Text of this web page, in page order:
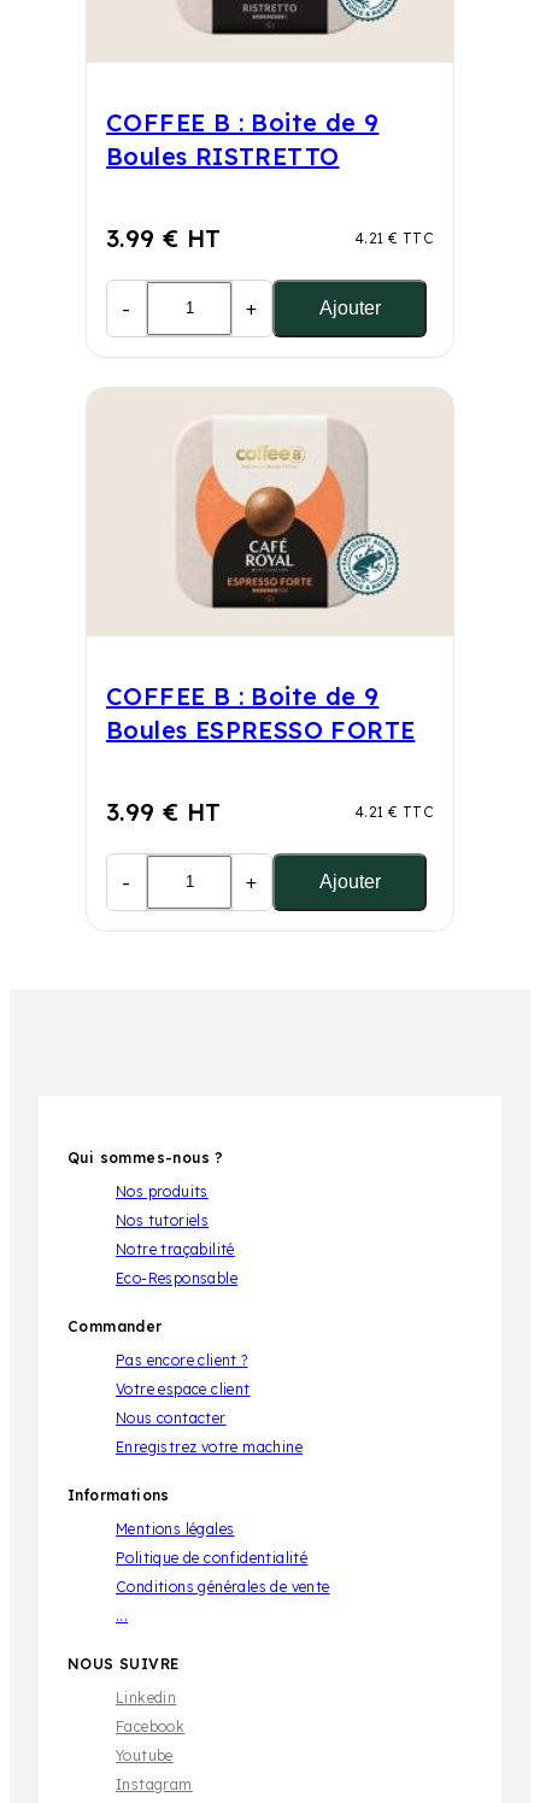
COFFEE B : Boite de 9
Boules RISTRETTO
3.99 € HT 4.21 € TTC
- + Ajouter
COFFEE B : Boite de 9
Boules ESPRESSO FORTE
3.99 € HT 4.21 € TTC
- + Ajouter
Qui sommes-nous ?
Nos produits
Nos tutoriels
Notre traçabilité
Eco-Responsable
Commander
Pas encore client ?
Votre espace client
Nous contacter
Enregistrez votre machine
Informations
Mentions légales
Politique de confidentialité
Conditions générales de vente
...
NOUS SUIVRE
Linkedin
Facebook
Youtube
Instagram